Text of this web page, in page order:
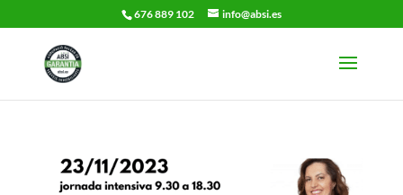
676 889 102 info@absi.es